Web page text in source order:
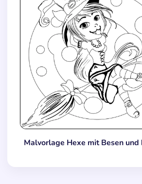
Malvorlage Hexe mit Besen und